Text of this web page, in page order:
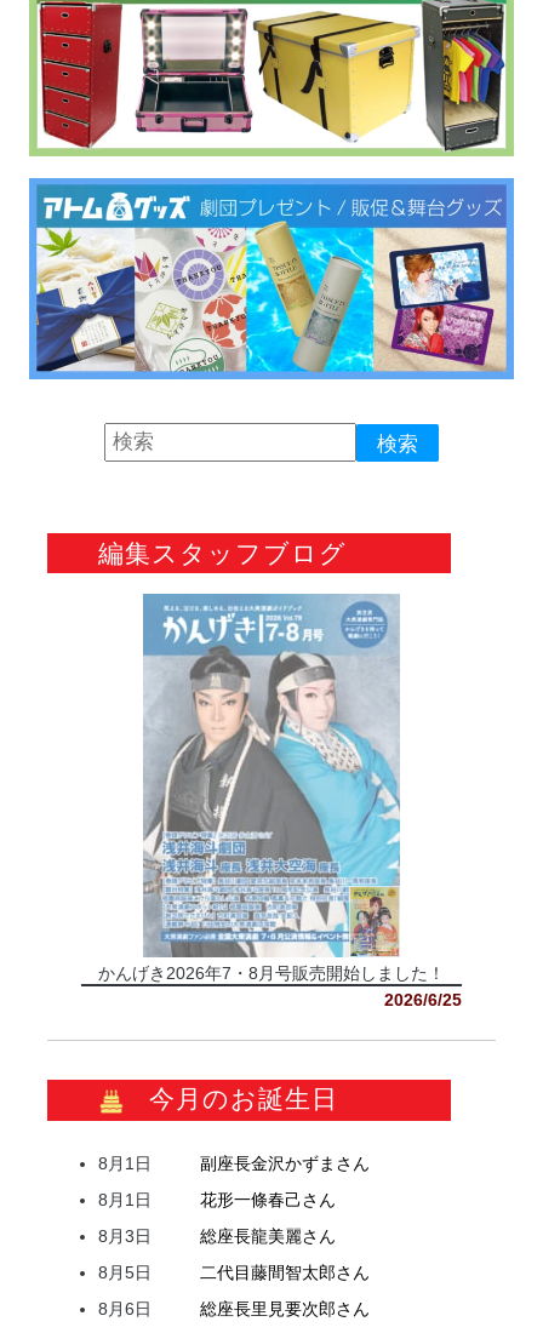
編集スタッフブログ
かんげき2026年7・8月号販売開始しました！
2026/6/25
今月のお誕生日
8月1日 副座長金沢かずま さん
8月1日
花形一條春己さん
8月3日
総座長龍美麗さん
8月5日
二代目藤間智太郎さん
8月6日
総座長里見要次郎さん